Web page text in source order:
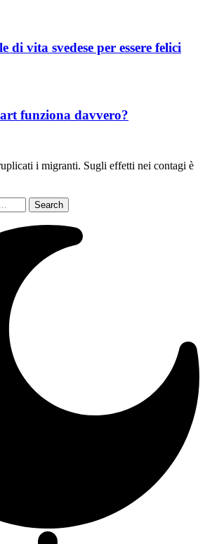
di vita svedese per essere felici
funziona davvero?
i migranti. Sugli effetti nei contagi è